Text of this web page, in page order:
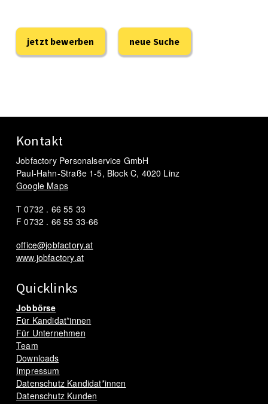
jetzt bewerben neue Suche
Kontakt
Jobfactory Personalservice GmbH
Paul-Hahn-Straße 1-5, Block C, 4020 Linz
Google Maps
T 0732 . 66 55 33
F 0732 . 66 55 33-66
office@jobfactory.at
www.jobfactory.at
Quicklinks
Jobbörse
Für Kandidat*innen
Für Unternehmen
Team
Downloads
Impressum
Datenschutz Kandidat*innen
Datenschutz Kunden